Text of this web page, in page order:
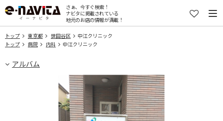
さぁ、今すぐ検索！
ナビタに掲載されている
地元のお店の情報が満載！
トップ 東京都 世田谷区
中江クリニック
トップ
病院 内科 中江クリニック
アルバム